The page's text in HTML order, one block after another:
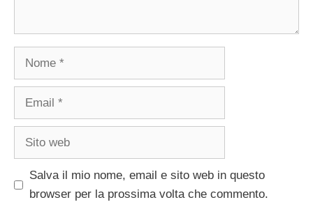
Nome
Email
Sito
Salva il mio nome, email e sito web in questo
browser per la prossima volta che commento.